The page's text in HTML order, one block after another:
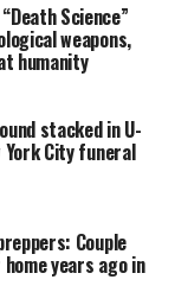
d’urgence
d’agricultrices;
et kiosques à la
essentiels ».
: cultiver
et le jardinage
du Québec;
Science”
weapons,
humanity
stacked in U-
City funeral
Couple
years ago in